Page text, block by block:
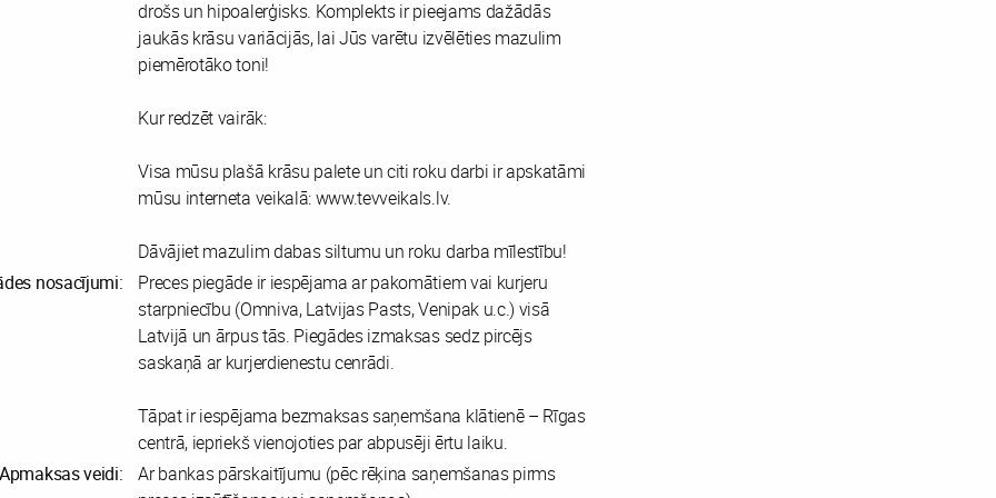
drošs un hipoalerģisks. Komplekts ir pieejams dažādās
jaukās krāsu variācijās, lai Jūs varētu izvēlēties mazulim
piemērotāko toni!
Kur redzēt vairāk:
Visa mūsu plašā krāsu palete un citi roku darbi ir apskatāmi
mūsu interneta veikalā: www.tevveikals.lv.
Dāvājiet mazulim dabas siltumu un roku darba mīlestību!
nosacījumi:
Preces piegāde ir iespējama ar pakomātiem vai kurjeru
starpniecību (Omniva, Latvijas Pasts, Venipak u.c.) visā
Latvijā un ārpus tās. Piegādes izmaksas sedz pircējs
saskaņā ar kurjerdienestu cenrādi.
Tāpat ir iespējama bezmaksas saņemšana klātienē – Rīgas
centrā, iepriekš vienojoties par abpusēji ērtu laiku.
Apmaksas veidi:
Ar bankas pārskaitījumu (pēc rēķina saņemšanas pirms